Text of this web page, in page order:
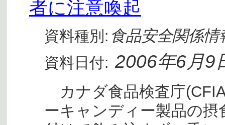
者に注意喚起
資料種別: 食品安全関係情
資料日付: 2006年6月9
カナダ食品検査庁
ーキャンディー製品の